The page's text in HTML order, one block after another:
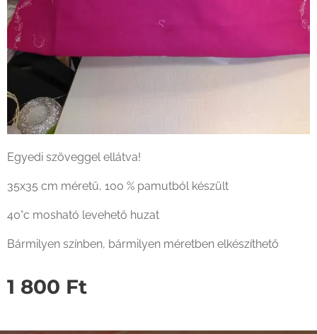
Egyedi szöveggel ellátva!
35x35 cm méretű, 100 % pamutból készült
40°c mosható levehető huzat
Bármilyen színben, bármilyen méretben elkészíthető
1 800 Ft